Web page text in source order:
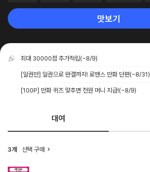
맛보기
최대 30000점 추가적립(~8/9)
[일권만] 일권으로 완결까지! 로맨스 만화 단편(~8/31)
[100P] 만화 퀴즈 맞추면 전원 머니 지급!(~8/9)
대여
3개 선택 구매